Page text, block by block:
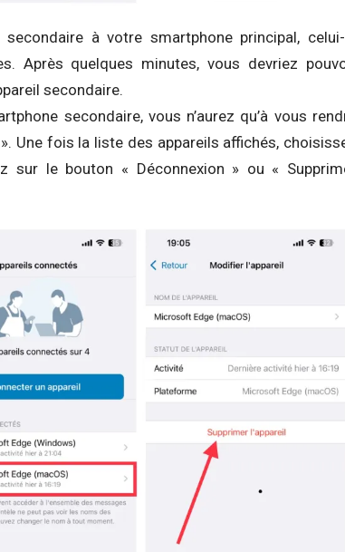
à votre smartphone principal,
Après quelques minutes, vous devriez
secondaire.
secondaire, vous n’aurez qu’à vous
Une fois la liste des appareils affichés,
sur le bouton « Déconnexion » ou «